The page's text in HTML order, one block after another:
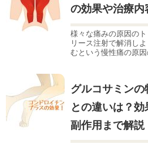
の効果や治療内
様々な痛みの原因の
リース注射で解消し
むという慢性痛の原因
グルコサミン
との違いは？
副作用まで解説